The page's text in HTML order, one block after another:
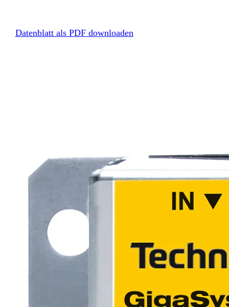
Datenblatt als PDF downloaden